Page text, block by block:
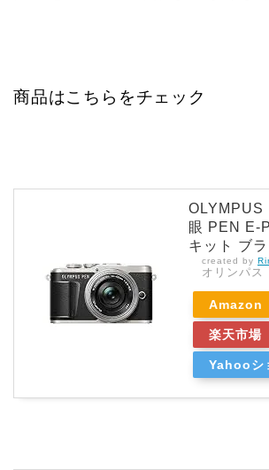
商品はこちらをチェック
OLYMPUS
眼 PEN E-
キット ブラ
created by
オリンパス
Amazon
楽天市場
Yahooシ